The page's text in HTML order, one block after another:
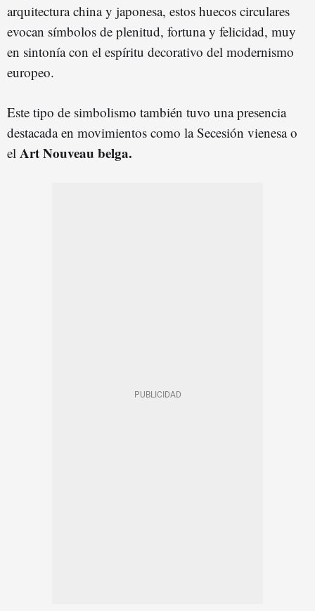
arquitectura china y japonesa, estos huecos circulares
evocan símbolos de plenitud, fortuna y felicidad, muy
en sintonía con el espíritu decorativo del modernismo
europeo.
Este tipo de simbolismo también tuvo una presencia
destacada en movimientos como la Secesión vienesa o
el Art Nouveau belga.